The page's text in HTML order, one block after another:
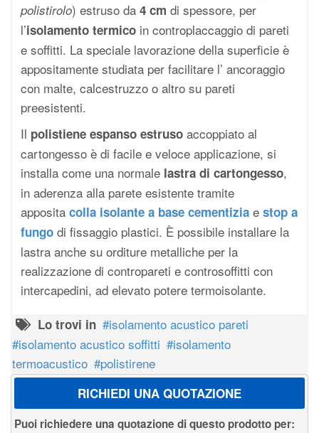
polistirolo) estruso da 4 cmdi spessore, per
l’isolamento termico in controplaccaggio di pareti
e soffitti. La speciale lavorazione della superficie è
appositamente studiata per facilitare l’ ancoraggio
con malte, calcestruzzo o altro su pareti
preesistenti.
Il polistiene espanso estruso accoppiato al
cartongesso è di facile e veloce applicazione, si
installa come una normale lastra di cartongesso,
in aderenza alla parete esistente tramite
appositacolla isolante a base cementizia estop a
fungo di fissaggio plastici. È possibile installare la
lastra anche su orditure metalliche per la
realizzazione di contropareti e controsoffitti con
intercapedini, ad elevato potere termoisolante.
Lo trovi in
isolamento acustico pareti
isolamento acustico soffitti
isolamento
termoacustico
polistirene
RICHIEDI UNA QUOTAZIONE
Puoi richiedere una quotazione di questo prodotto per: